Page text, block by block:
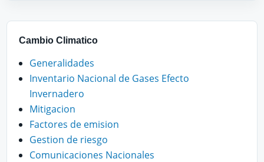
Cambio Climatico
Generalidades
Inventario Nacional de Gases Efecto
Invernadero
Mitigacion
Factores de emision
Gestion de riesgo
Comunicaciones Nacionales